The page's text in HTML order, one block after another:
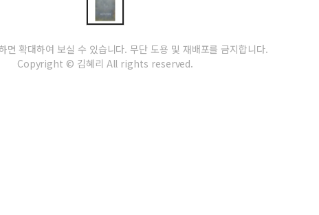
면 확대하여 보실 수 있습니다. 무단 도용 및 재배포를 금지합니다.
Copyright © 김혜리 All rights reserved.